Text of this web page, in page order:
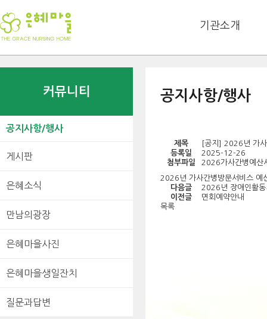
기관소개
커뮤니티
공지사항/행사
게시판
은혜소식
만남의광장
은혜마을사진
은혜마을생일잔치
질문과답변
공지사항/행사
제목
[공지] 2026년 가사
등록일
2025-12-26
첨부파일
2026가사간병예산
2026년 가사간병방문서비스 예
다음글
2026년 장애인활
이전글
면회예약안내
목록